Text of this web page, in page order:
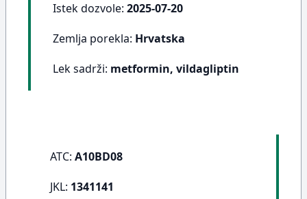
Istek dozvole: 2025-07-20
Zemlja porekla: Hrvatska
Lek sadrži: metformin, vildagliptin
ATC: A10BD08
JKL: 1341141